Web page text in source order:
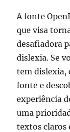
A fonte
que visa
desafiadora
dislexia. Se
tem dislexia,
fonte e
experiência
uma
textos claros